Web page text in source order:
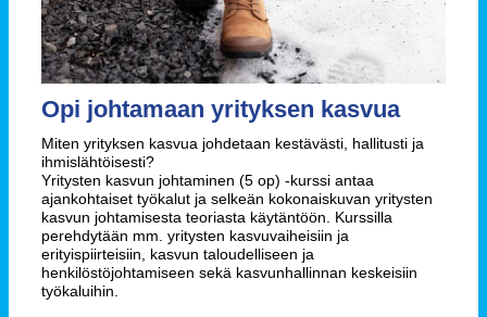
Opi johtamaan yrityksen kasvua
Miten yrityksen kasvua johdetaan kestävästi, hallitusti ja
ihmislähtöisesti?
Yritysten kasvun johtaminen (5 op) -kurssi antaa
ajankohtaiset työkalut ja selkeän kokonaiskuvan yritysten
kasvun johtamisesta teoriasta käytäntöön. Kurssilla
perehdytään mm. yritysten kasvuvaiheisiin ja
erityispiirteisiin, kasvun taloudelliseen ja
henkilöstöjohtamiseen sekä kasvunhallinnan keskeisiin
työkaluihin.